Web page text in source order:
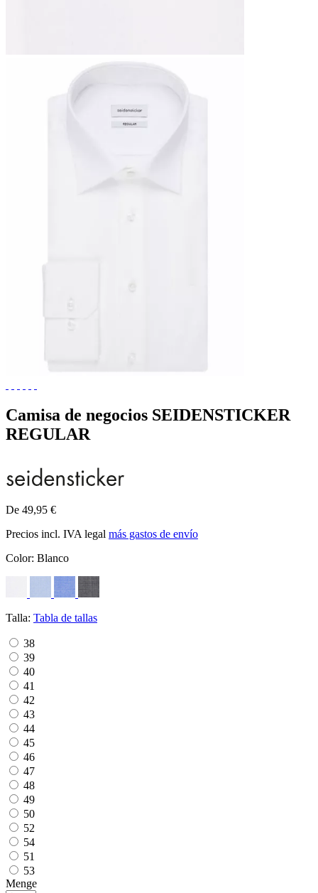
Camisa de negocios SEIDENSTICKER
REGULAR
De 49,95 €
Precios incl. IVA legal más gastos de envío
Color: Blanco
Talla: Tabla de tallas
38
39
40
41
42
43
44
45
46
47
48
49
50
52
54
51
53
Menge